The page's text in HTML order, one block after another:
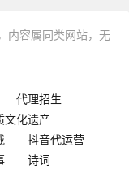
内容属同类网站，无
代理招生
文化遗产
抖音代运营
诗词